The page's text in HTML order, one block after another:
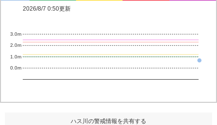
2026/8/7 0:50更新
0.0m
1.0m
2.0m
3.0m
ハス川の警戒情報を共有する